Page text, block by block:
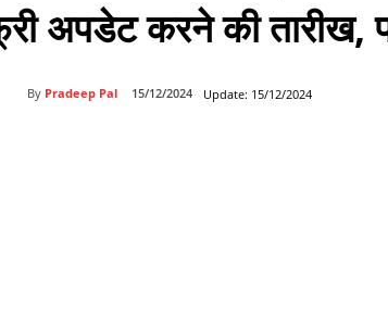
अपडेट करने की
By Pradeep Pal 15/12/2024 Update: 15/12/2024